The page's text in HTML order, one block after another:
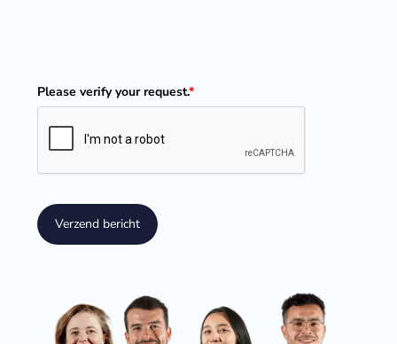
Please verify your request.*
Verzend bericht